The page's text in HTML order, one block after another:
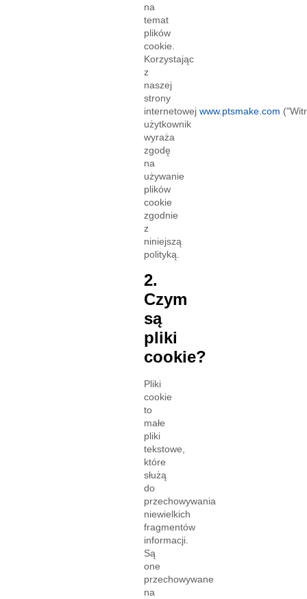
na
temat
plików
cookie.
Korzystając
z
naszej
strony
internetowej www.ptsmake.com
użytkownik
wyraża
zgodę
na
używanie
plików
cookie
zgodnie
z
niniejszą
polityką.
2.
Czym
są
pliki
cookie?
Pliki
cookie
to
małe
pliki
tekstowe,
które
służą
do
przechowywania
niewielkich
fragmentów
informacji.
Są
one
przechowywane
na